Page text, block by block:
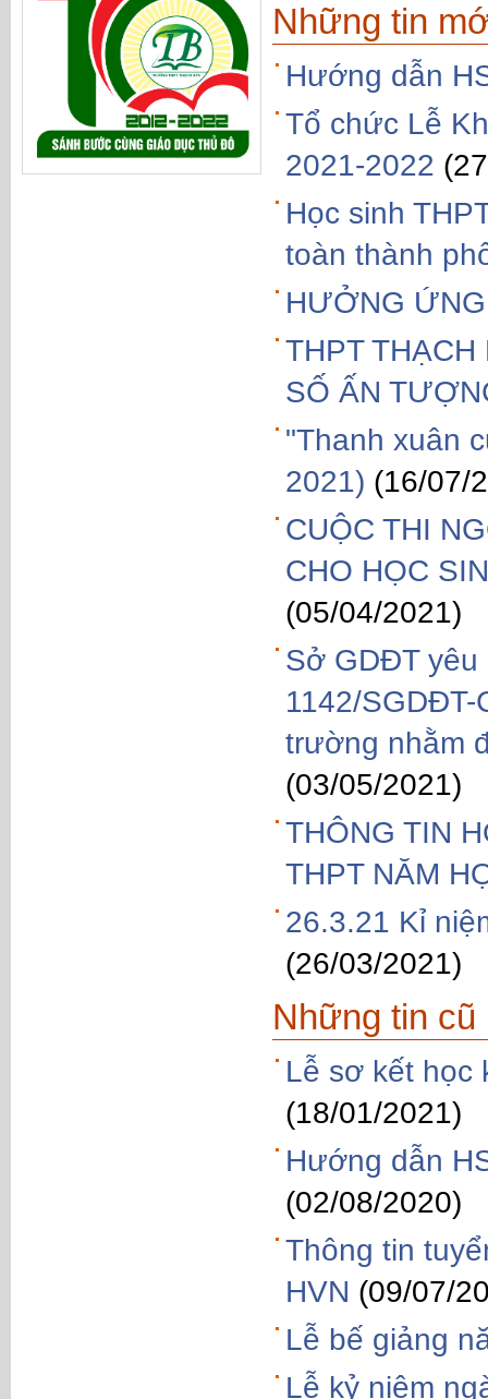
Những tin
Hướng dẫn
Tổ chức Lễ
2021-2022
Học sinh
toàn thành
HƯỞNG
THPT
SỐ ẤN
"Thanh xuân
2021) (16/07/
CUỘC THI
CHO HỌC
(05/04/2021)
Sở GDĐT yêu
1142/
trường nhằm
(03/05/2021)
THÔNG TIN
THPT NĂM
26.3.21 Kỉ
(26/03/2021)
Những tin cũ
Lễ sơ kết học
(18/01/2021)
Hướng dẫn
(02/08/2020)
Thông tin
HVN (09/07/
Lễ bế giảng
Lễ kỷ niệm